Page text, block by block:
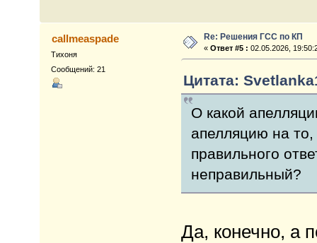
callmeaspade
Тихоня
Сообщений: 21
Re: Решения ГСС по КП
«Ответ #5 : 02.05.2026,
Цитата:
О какой
апелляцию на то,
правильного
неправильный?
Да, конечно, а